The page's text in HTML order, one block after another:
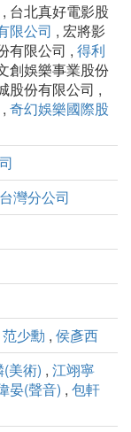
台北真好電影股
限公司 , 宏將影
有限公司 , 得利
創娛樂事業股份
股份有限公司 ,
奇幻娛樂國際股
灣分公司
范少勳 , 侯彥西
美術) , 江翊寧
晏(聲音) , 包軒